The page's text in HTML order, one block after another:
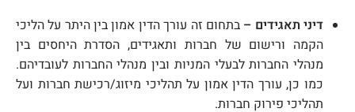
דיני תאגידים – בתחום זה עורך הדין אמון בין היתר על הליכי
הקמה ורישום של חברות ותאגידים, הסדרת היחסים בין
מנהלי החברות לבעלי המניות ובין מנהלי החברות לעובדיהם.
כמו כן, עורך הדין אמון על תהליכי מיזוג/רכישת חברות ועל
תהליכי פירוק חברות.